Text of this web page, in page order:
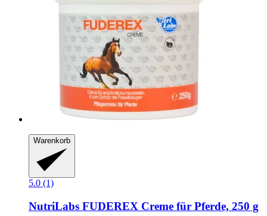
Warenkorb
5.0 (1)
NutriLabs FUDEREX Creme für Pferde, 250 g